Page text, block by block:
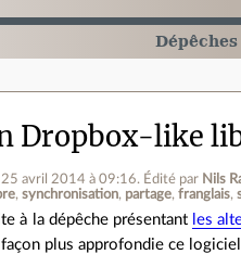
Dépêches
Dropbox-like
25 avril 2014 à 09:16. Édité par Nils
synchronisation partage franglais
à la dépêche présentant les
plus approfondie ce